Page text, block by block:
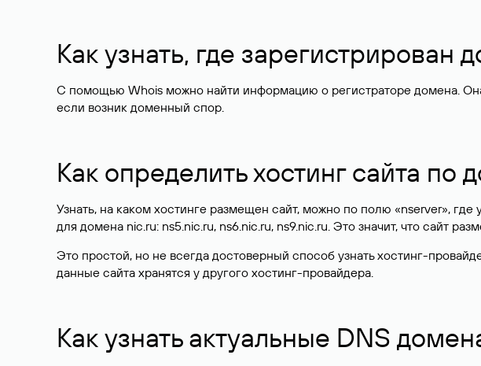
Как узнать, где зарегистрирован
С помощью Whois можно найти информацию о регистраторе домена.
если возник доменный спор.
Как определить хостинг сайта по
Узнать, на каком хостинге размещен сайт, можно по полю «nserver»,
для домена nic.ru: ns5.nic.ru, ns6.nic.ru, ns9.nic.ru. Это значит, что сайт
Это простой, но не всегда достоверный способ узнать хостинг-
данные сайта хранятся у другого хостинг-провайдера.
Как узнать актуальные DNS